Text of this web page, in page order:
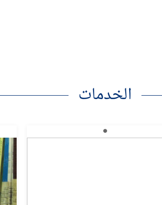
الخدمات